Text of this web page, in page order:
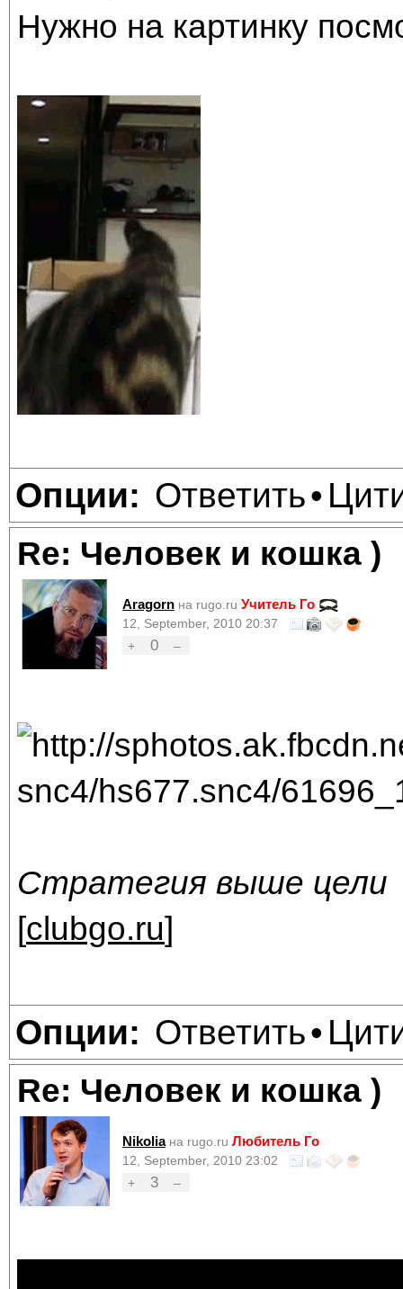
Нужно на картинку
Опции: Ответить•
Re: Человек и кошка )
Aragorn на rugo.ru Учитель Го
12, September, 2010 20:37
+
0 –
Стратегия выше цели
[clubgo.ru]
Опции: Ответить•
Re: Человек и кошка )
Nikolia на rugo.ru Любитель Го
12, September, 2010 23:02
+
3 –